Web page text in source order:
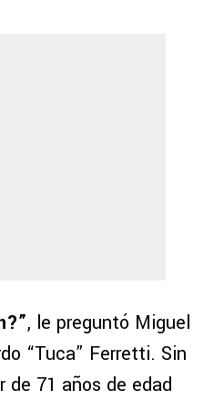
, le preguntó Miguel
“Tuca” Ferretti. Sin
de 71 años de edad